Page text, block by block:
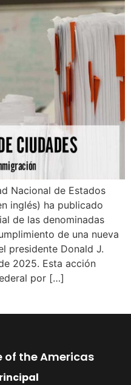
Nacional de Estados
inglés) ha publicado
de las denominadas
de una nueva
presidente Donald J.
2025. Esta acción
por […]
the Americas